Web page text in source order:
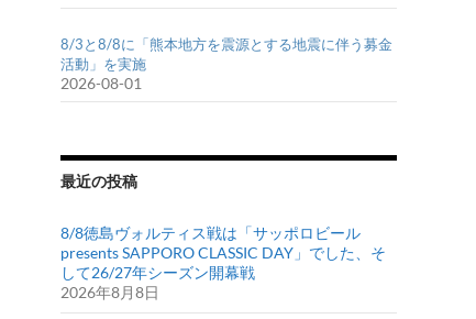
8/3と8/8に「熊本地方を震源とする地震に伴う募金
活動」を実施
2026-08-01
最近の投稿
8/8徳島ヴォルティス戦は「サッポロビール
presents SAPPORO CLASSIC DAY」でした、そ
して26/27年シーズン開幕戦
2026年8月8日